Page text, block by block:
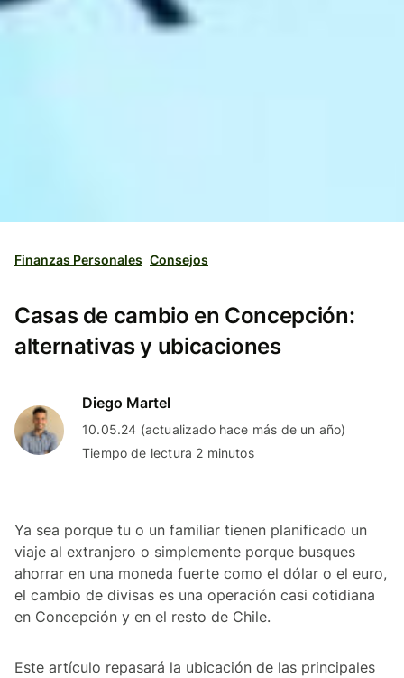
Finanzas Personales Consejos
Casas de cambio en Concepción:
alternativas y ubicaciones
Diego Martel
10.05.24 (actualizado hace más de un año)
Tiempo de lectura 2 minutos
Ya sea porque tu o un familiar tienen planificado un
viaje al extranjero o simplemente porque busques
ahorrar en una moneda fuerte como el dólar o el euro,
el cambio de divisas es una operación casi cotidiana
en Concepción y en el resto de Chile.
Este artículo repasará la ubicación de las principales